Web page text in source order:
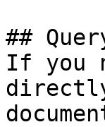
##
If you